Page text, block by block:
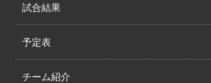
試合結果
予定表
チーム紹介